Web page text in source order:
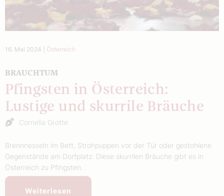
16. Mai 2024 Österreich
BRAUCHTUM
Pfingsten in Österreich:
Lustige und skurrile Bräuche
Cornelia Grotte
Brennnesseln im Bett, Strohpuppen vor der Tür oder gestohlene
Gegenstände am Dorfplatz: Diese skurrilen Bräuche gibt es in
Österreich zu Pfingsten.
Weiterlesen